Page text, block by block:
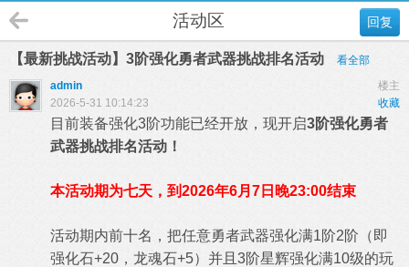
回复
活动区
【最新挑战活动】3阶强化勇者武器挑战排名活动
看全部
楼主
admin
收藏
2026-5-31 10:14:23
目前装备强化3阶功能已经开放，现开启3阶强化勇者
武器挑战排名活动！
本活动期为七天，到2026年6月7日晚23:00结束
活动期内前十名，把任意勇者武器强化满1阶2阶（即
强化石+20，龙魂石+5）并且3阶星辉强化满10级的玩